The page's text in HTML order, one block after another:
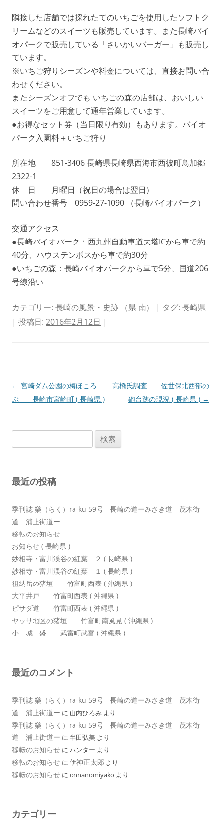
隣接した店舗では採れたてのいちごを使用したソフトク
リームなどのスイーツも販売しています。また長崎バイ
オパークで販売している「さいかいバーガー」も販売し
ています。
※いちご狩りシーズンや料金については、直接お問い合
わせください。
またシーズンオフでも いちごの森の店舗は、おいしい
スイーツをご用意して通年営業しています。
●お得なセット券（当日限り有効）もあります。バイオ
パーク入園料＋いちご狩り
所在地 851-3406 長崎県長崎県西海市西彼町鳥加郷
2322-1
休 日 月曜日（祝日の場合は翌日）
問い合わせ番号 0959-27-1090 （長崎バイオパーク）
交通アクセス
●長崎バイオパーク：西九州自動車道大塔ICから車で約
40分、ハウステンボスから車で約30分
●いちごの森：長崎バイオパークから車で5分、国道206
号線沿い
カテゴリー: 長崎の風景・史跡 （県 南） | タグ: 長崎県
| 投稿日: 2016年2月12日 |
投
稿
ョ
← 宮崎ダム公園の梅ほころ
ぶ 長崎市宮崎町 ( 長崎県 )
高橋氏調査 佐世保北西部の
砲台跡の現況 ( 長崎県 ) →
索:
最近の投稿
季刊誌 樂（らく）ra-ku 59号 長崎の道ーみさき道 茂木街
道 浦上街道ー
移転のお知らせ
お知らせ ( 長崎県 )
妙相寺・富川渓谷の紅葉 ２ ( 長崎県 )
妙相寺・富川渓谷の紅葉 １ ( 長崎県 )
祖納岳の猪垣 竹富町西表 ( 沖縄県 )
大平井戸 竹富町西表 ( 沖縄県 )
ピサダ道 竹富町西表 ( 沖縄県 )
ヤッサ地区の猪垣 竹富町南風見 ( 沖縄県 )
小 城 盛 武富町武富 ( 沖縄県 )
最近のコメント
季刊誌 樂（らく）ra-ku 59号 長崎の道ーみさき道 茂木街
道 浦上街道ー に 山内ひろみ より
季刊誌 樂（らく）ra-ku 59号 長崎の道ーみさき道 茂木街
道 浦上街道ー に 半田弘美 より
移転のお知らせ に ハンター より
移転のお知らせ に 伊神正太郎 より
移転のお知らせ に onnanomiyako より
カテゴリー